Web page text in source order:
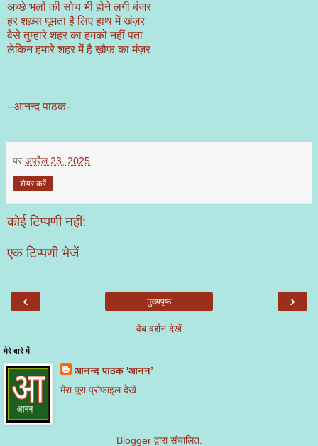
अच्छे भलों की सोच भी होने लगी बंजर
हर शख़्स घूमता है लिए हाथ में खंज़र
वैसे तुम्हारे शहर का हमको नहीं पता
लेकिन हमारे शहर में है ख़ौफ़ का मंज़र
--आनन्द पाठक-
पर अप्रैल 23, 2025
शेयर करें
कोई टिप्पणी नहीं:
एक टिप्पणी भेजें
‹ ›
मुख्यपृष्ठ
वेब वर्शन देखें
मेरे बारे में
आनन्द पाठक 'आनन’
मेरा पूरा प्रोफ़ाइल देखें
Bloggerद्वारा संचालित.